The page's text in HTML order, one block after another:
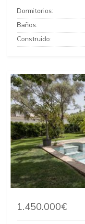
Dormitorios:
Baños:
Construido:
1.450.000€